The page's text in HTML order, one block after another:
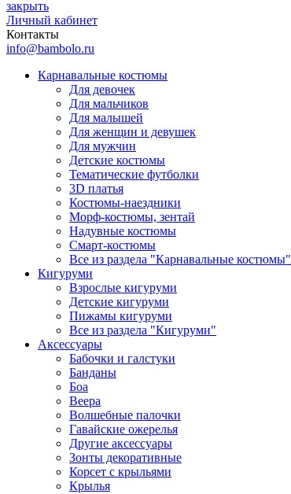
закрыть
Личный кабинет
Контакты
info@bambolo.ru
Карнавальные костюмы
Для девочек
Для мальчиков
Для малышей
Для женщин и девушек
Для мужчин
Детские костюмы
Тематические футболки
3D платья
Костюмы-наездники
Морф-костюмы, зентай
Надувные костюмы
Смарт-костюмы
Все из раздела "Карнавальные костюмы"
Кигуруми
Взрослые кигуруми
Детские кигуруми
Пижамы кигуруми
Все из раздела "Кигуруми"
Аксессуары
Бабочки и галстуки
Банданы
Боа
Веера
Волшебные палочки
Гавайские ожерелья
Другие аксессуары
Зонты декоративные
Корсет с крыльями
Крылья